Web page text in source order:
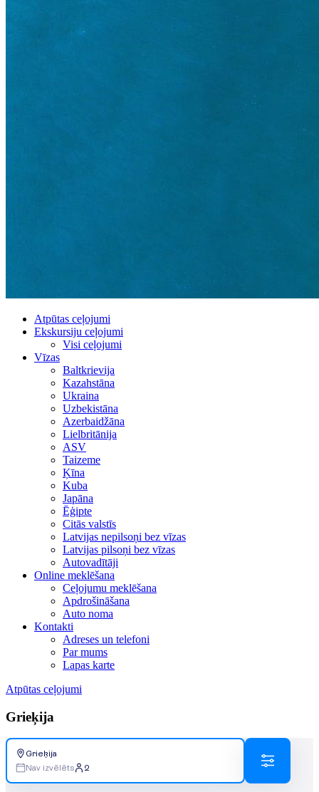
Atpūtas ceļojumi
Ekskursiju ceļojumi
Visi ceļojumi
Vīzas
Baltkrievija
Kazahstāna
Ukraina
Uzbekistāna
Azerbaidžāna
Lielbritānija
ASV
Taizeme
Ķīna
Kuba
Japāna
Ēģipte
Citās valstīs
Latvijas nepilsoņi bez vīzas
Latvijas pilsoņi bez vīzas
Autovadītāji
Online meklēšana
Ceļojumu meklēšana
Apdrošināšana
Auto noma
Kontakti
Adreses un telefoni
Par mums
Lapas karte
Atpūtas ceļojumi
Grieķija